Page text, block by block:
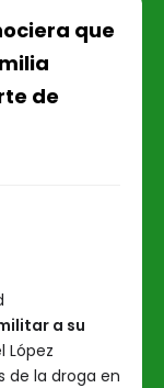
que
de
a su
López
de la droga en